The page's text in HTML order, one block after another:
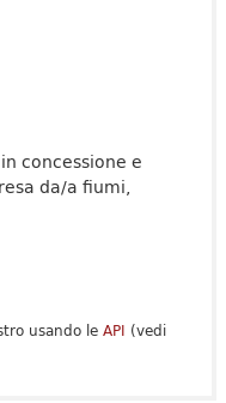
concessione e
da/a fiumi,
usando le API (vedi